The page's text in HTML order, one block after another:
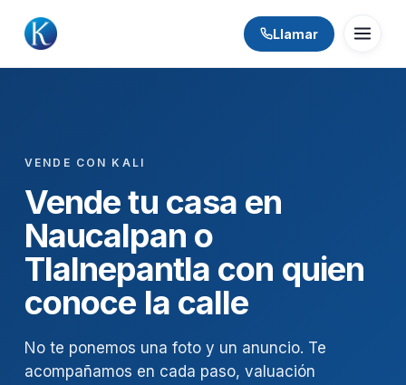
Llamar
VENDE CON KALI
Vende tu casa en
Naucalpan o
Tlalnepantla con quien
conoce la calle
No te ponemos una foto y un anuncio. Te
acompañamos en cada paso, valuación